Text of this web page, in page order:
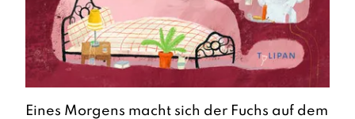
Eines Morgens macht sich der Fuchs auf dem